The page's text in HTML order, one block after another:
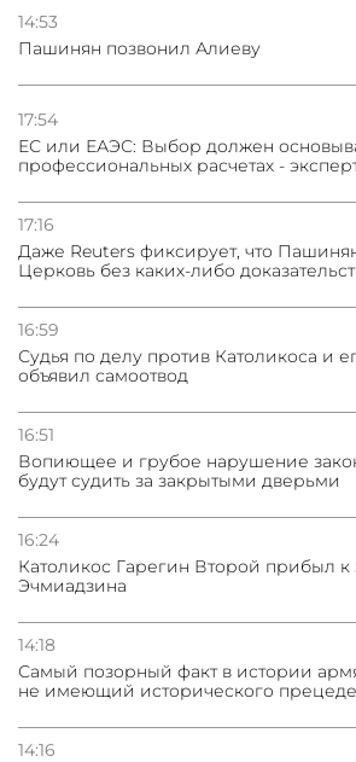
14:53
Пашинян позвонил Алиеву
17:54
ЕС или ЕАЭС: Выбор должен
профессиональных расчетах -
17:16
Даже Reuters фиксирует, что
Церковь без каких-либо
16:59
Судья по делу против Католикоса и
объявил самоотвод
16:51
Вопиющее и грубое нарушение
будут судить за закрытыми дверьми
16:24
Католикос Гарегин Второй прибыл к
Эчмиадзина
14:18
Самый позорный факт в истории
не имеющий исторического
14:16
Азербайджане
31.07.2026
Сотрудничество и очереди – детали
погрануправления СНБ Армении в